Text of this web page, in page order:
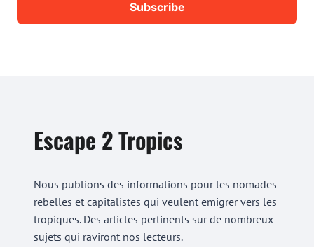
Escape 2 Tropics
Nous publions des informations pour les nomades
rebelles et capitalistes qui veulent emigrer vers les
tropiques. Des articles pertinents sur de nombreux
sujets qui raviront nos lecteurs.